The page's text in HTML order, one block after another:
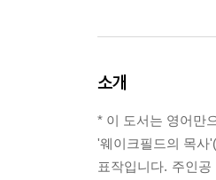
소개
* 이 도서는 영어만
'웨이크필드의 목사
표작입니다. 주인